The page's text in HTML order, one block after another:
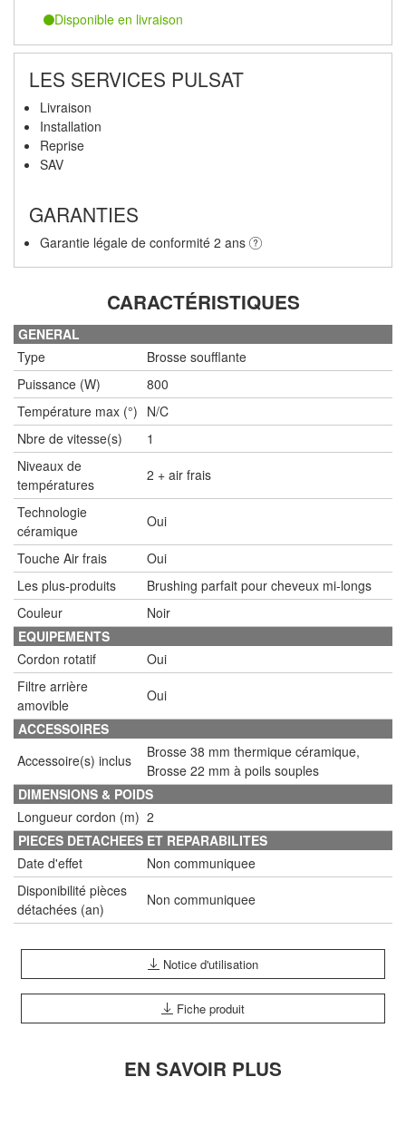
Disponible en livraison
LES SERVICES PULSAT
Livraison
Installation
Reprise
SAV
GARANTIES
Garantie légale de conformité 2 ans
CARACTÉRISTIQUES
GENERAL
Type
Brosse soufflante
Puissance (W)
800
Température max (°) N/C
Nbre de vitesse(s)
1
Niveaux de
températures
2 + air frais
Technologie
céramique
Oui
Touche Air frais
Oui
Les plus-produits
Brushing parfait pour cheveux mi-longs
Couleur
Noir
EQUIPEMENTS
Cordon rotatif
Oui
Filtre arrière
amovible
Oui
ACCESSOIRES
Accessoire(s) inclus
Brosse 38 mm thermique céramique,
Brosse 22 mm à poils souples
DIMENSIONS & POIDS
Longueur cordon (m) 2
PIECES DETACHEES ET REPARABILITES
Date d'effet
Non communiquee
Disponibilité pièces
détachées (an)
Non communiquee
Notice d'utilisation
Fiche produit
EN SAVOIR PLUS